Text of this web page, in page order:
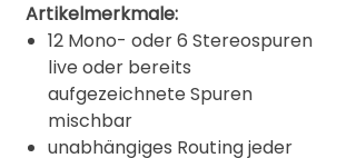
Artikelmerkmale:
12 Mono- oder 6 Stereospuren
live oder bereits
aufgezeichnete Spuren
mischbar
unabhängiges Routing jeder